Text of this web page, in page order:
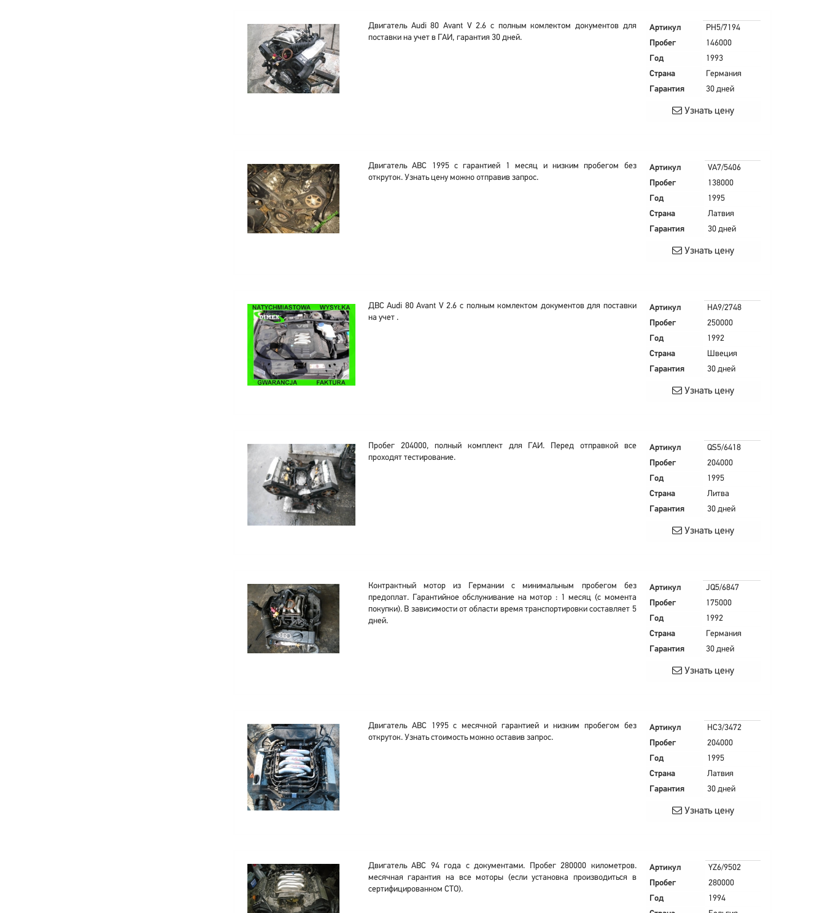
Двигатель Audi 80 Avant V 2.6 с полным комлектом документов для
поставки на учет в ГАИ, гарантия 30 дней.
Артикул
PH5/7194
Пробег
146000
Год
1993
Страна
Германия
Гарантия
30 дней
Узнать цену
Двигатель ABC 1995 с гарантией 1 месяц и низким пробегом без
откруток. Узнать цену можно отправив запрос.
Артикул
VA7/5406
Пробег
138000
Год
1995
Страна
Латвия
Гарантия
30 дней
Узнать цену
ДВС Audi 80 Avant V 2.6 с полным комлектом документов для поставки
на учет .
Артикул
HA9/2748
Пробег
250000
Год
1992
Страна
Швеция
Гарантия
30 дней
Узнать цену
Пробег 204000, полный комплект для ГАИ. Перед отправкой все
проходят тестирование.
Артикул
QS5/6418
Пробег
204000
Год
1995
Страна
Литва
Гарантия
30 дней
Узнать цену
Контрактный мотор из Германии с минимальным пробегом без
предоплат. Гарантийное обслуживание на мотор : 1 месяц (с момента
покупки). В зависимости от области время транспортировки составляет 5
дней.
Артикул
JQ5/6847
Пробег
175000
Год
1992
Страна
Германия
Гарантия
30 дней
Узнать цену
Двигатель ABC 1995 с месячной гарантией и низким пробегом без
откруток. Узнать стоимость можно оставив запрос.
Артикул
HC3/3472
Пробег
204000
Год
1995
Страна
Латвия
Гарантия
30 дней
Узнать цену
Двигатель ABC 94 года с документами. Пробег 280000 километров.
месячная гарантия на все моторы (если установка производиться в
сертифицированном СТО).
Артикул
YZ6/9502
Пробег
280000
Год
1994